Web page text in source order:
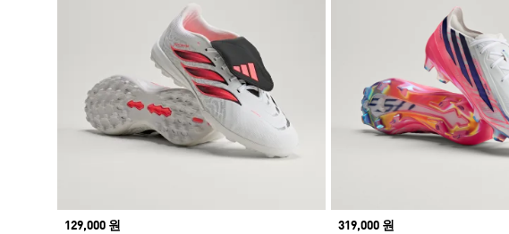
Price
129,000 원
Price
319,000 원